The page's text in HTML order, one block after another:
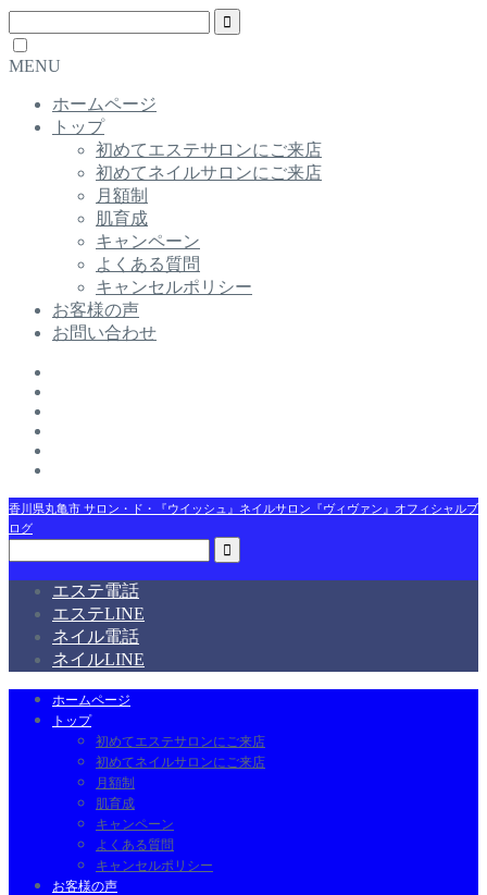
MENU
ホームページ
トップ
初めてエステサロンにご来店
初めてネイルサロンにご来店
月額制
肌育成
キャンペーン
よくある質問
キャンセルポリシー
お客様の声
お問い合わせ
香川県丸亀市 サロン・ド・『ウイッシュ』ネイルサロン『ヴィヴァン』オフィシャルブ
ログ
エステ電話
エステLINE
ネイル電話
ネイルLINE
ホームページ
トップ
初めてエステサロンにご来店
初めてネイルサロンにご来店
月額制
肌育成
キャンペーン
よくある質問
キャンセルポリシー
お客様の声